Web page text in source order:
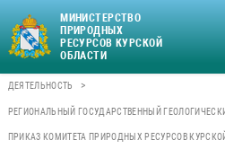
МИНИСТЕРСТВО
ПРИРОДНЫХ
РЕСУРСОВ КУРСКОЙ
ОБЛАСТИ
ДЕЯТЕЛЬНОСТЬ >
РЕГИОНАЛЬНЫЙ ГОСУДАРСТВЕННЫЙ
ПРИКАЗ КОМИТЕТА ПРИРОДНЫХ РЕСУРСОВ